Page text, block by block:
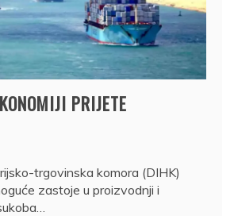
PRIJETE
trgovinska komora (DIHK)
zastoje u proizvodnji i